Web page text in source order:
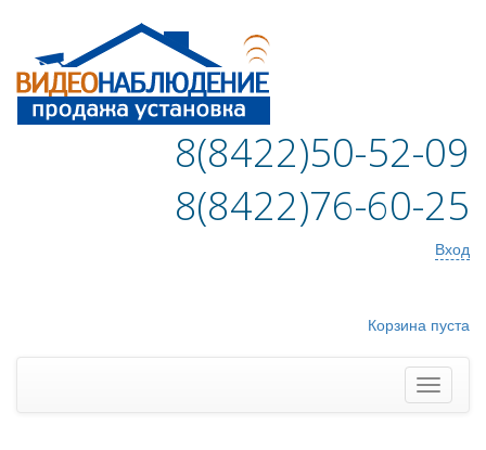
8(8422)50-52-09
8(8422)76-60-25
Вход
Корзина пуста